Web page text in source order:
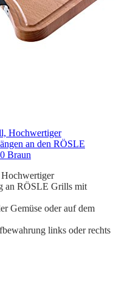
Hochwertiger
an den RÖSLE
Braun
an RÖSLE Grills mit
Gemüse oder auf dem
links oder rechts